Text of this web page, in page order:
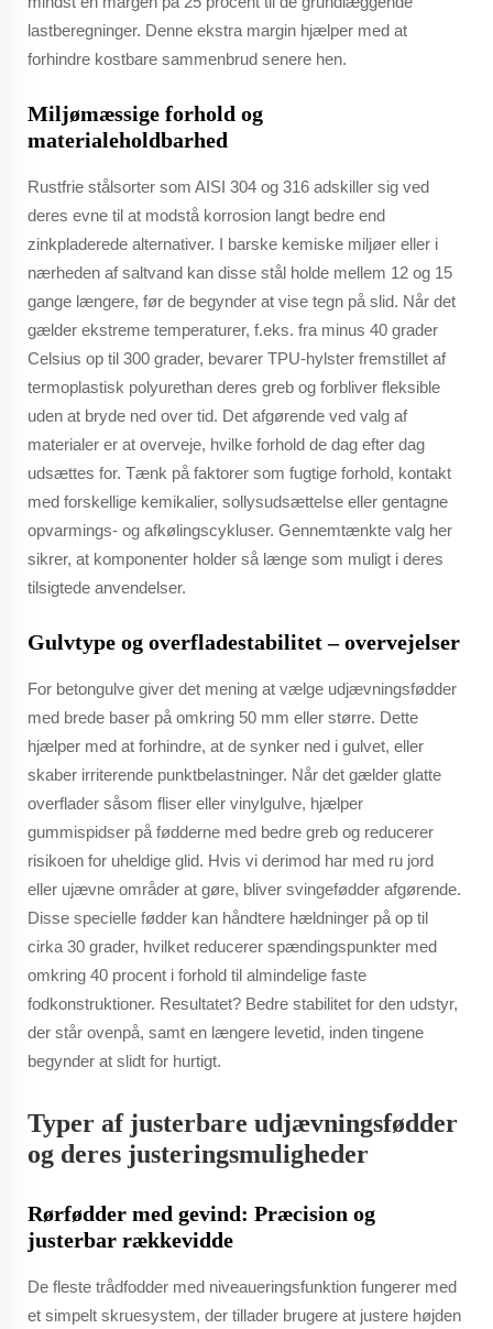
lastberegninger. Denne ekstra margin hjælper med at
forhindre kostbare sammenbrud senere hen.
Miljømæssige forhold og
materialeholdbarhed
Rustfrie stålsorter som AISI 304 og 316 adskiller sig ved
deres evne til at modstå korrosion langt bedre end
zinkpladerede alternativer. I barske kemiske miljøer eller i
nærheden af saltvand kan disse stål holde mellem 12 og 15
gange længere, før de begynder at vise tegn på slid. Når det
gælder ekstreme temperaturer, f.eks. fra minus 40 grader
Celsius op til 300 grader, bevarer TPU-hylster fremstillet af
termoplastisk polyurethan deres greb og forbliver fleksible
uden at bryde ned over tid. Det afgørende ved valg af
materialer er at overveje, hvilke forhold de dag efter dag
udsættes for. Tænk på faktorer som fugtige forhold, kontakt
med forskellige kemikalier, sollysudsættelse eller gentagne
opvarmings- og afkølingscykluser. Gennemtænkte valg her
sikrer, at komponenter holder så længe som muligt i deres
tilsigtede anvendelser.
Gulvtype og overfladestabilitet – overvejelser
For betongulve giver det mening at vælge udjævningsfødder
med brede baser på omkring 50 mm eller større. Dette
hjælper med at forhindre, at de synker ned i gulvet, eller
skaber irriterende punktbelastninger. Når det gælder glatte
overflader såsom fliser eller vinylgulve, hjælper
gummispidser på fødderne med bedre greb og reducerer
risikoen for uheldige glid. Hvis vi derimod har med ru jord
eller ujævne områder at gøre, bliver svingefødder afgørende.
Disse specielle fødder kan håndtere hældninger på op til
cirka 30 grader, hvilket reducerer spændingspunkter med
omkring 40 procent i forhold til almindelige faste
fodkonstruktioner. Resultatet? Bedre stabilitet for den udstyr,
der står ovenpå, samt en længere levetid, inden tingene
begynder at slidt for hurtigt.
Typer af justerbare udjævningsfødder
og deres justeringsmuligheder
Rørfødder med gevind: Præcision og
justerbar rækkevidde
De fleste trådfodder med niveaueringsfunktion fungerer med
et simpelt skruesystem, der tillader brugere at justere højden